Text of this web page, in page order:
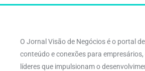
O Jornal Visão de Negócios é o portal
conteúdo e conexões para
líderes que impulsionam o